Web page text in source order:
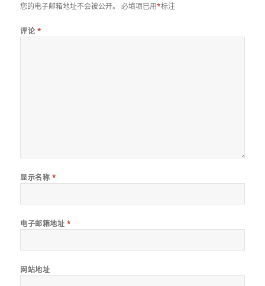
您的电子邮箱地址不会被公开。 必填项已用*标注
评论 *
显示名称 *
电子邮箱地址 *
网站地址